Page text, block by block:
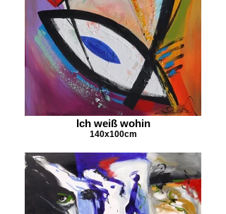
Ich weiß wohin
140x100cm